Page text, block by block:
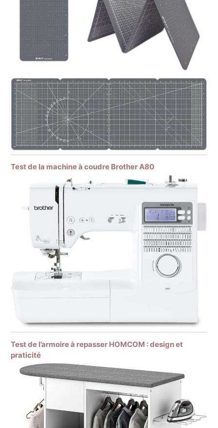
Test de la machine à coudre Brother A80
Test de l’armoire à repasser HOMCOM : design et
praticité